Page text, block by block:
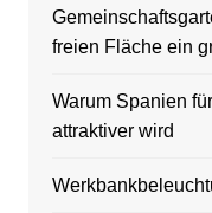
freien Fläche ein
Warum Spanien
attraktiver wird